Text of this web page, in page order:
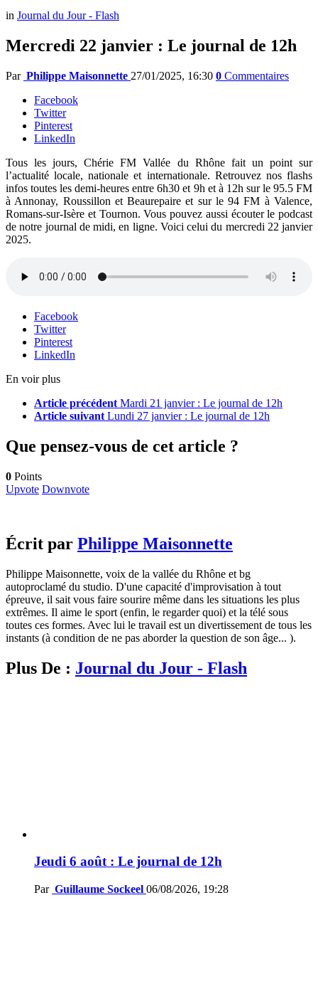
in Journal du Jour - Flash
Mercredi 22 janvier : Le journal de 12h
Par Philippe Maisonnette 27/01/2025, 16:30 0 Commentaires
Facebook
Twitter
Pinterest
LinkedIn
Tous les jours, Chérie FM Vallée du Rhône fait un point sur
l’actualité locale, nationale et internationale. Retrouvez nos flashs
infos toutes les demi-heures entre 6h30 et 9h et à 12h sur le 95.5 FM
à Annonay, Roussillon et Beaurepaire et sur le 94 FM à Valence,
Romans-sur-Isère et Tournon. Vous pouvez aussi écouter le podcast
de notre journal de midi, en ligne. Voici celui du mercredi 22 janvier
2025.
Facebook
Twitter
Pinterest
LinkedIn
En voir plus
Article précédent Mardi 21 janvier : Le journal de 12h
Article suivant Lundi 27 janvier : Le journal de 12h
Que pensez-vous de cet article ?
0 Points
Upvote Downvote
Écrit par Philippe Maisonnette
Philippe Maisonnette, voix de la vallée du Rhône et bg
autoproclamé du studio. D'une capacité d'improvisation à tout
épreuve, il sait vous faire sourire même dans les situations les plus
extrêmes. Il aime le sport (enfin, le regarder quoi) et la télé sous
toutes ces formes. Avec lui le travail est un divertissement de tous les
instants (à condition de ne pas aborder la question de son âge... ).
Plus De : Journal du Jour - Flash
Jeudi 6 août : Le journal de 12h
Par Guillaume Sockeel 06/08/2026, 19:28